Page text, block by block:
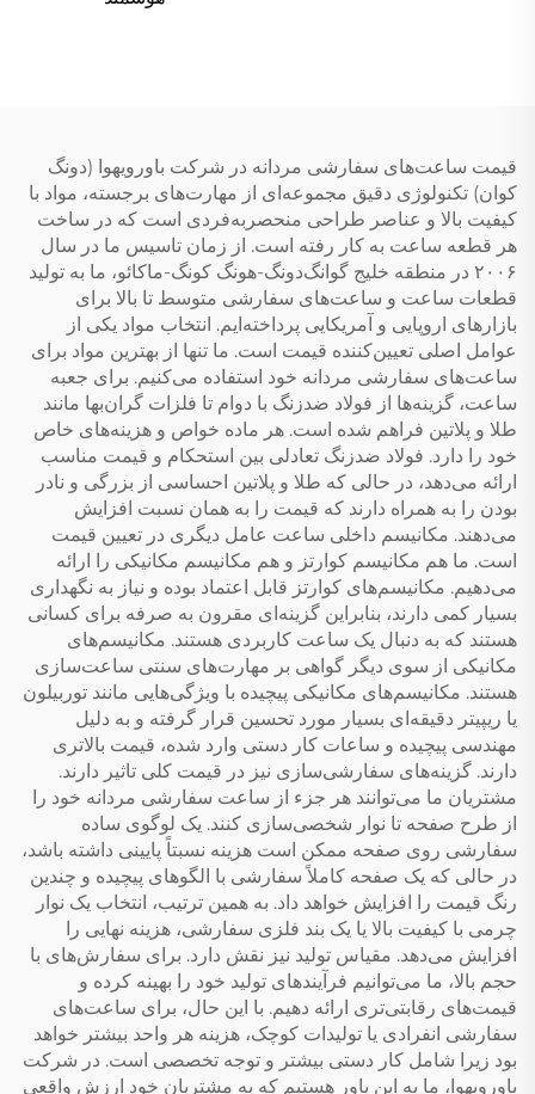
قیمت ساعت‌های سفارشی مردانه در شرکت باورویهوا (دونگ
کوان) تکنولوژی دقیق مجموعه‌ای از مهارت‌های برجسته، مواد با
کیفیت بالا و عناصر طراحی منحصربه‌فردی است که در ساخت
هر قطعه ساعت به کار رفته است. از زمان تاسیس ما در سال
۲۰۰۶ در منطقه خلیج گوانگ‌دونگ-هونگ کونگ-ماکائو، ما به تولید
قطعات ساعت و ساعت‌های سفارشی متوسط تا بالا برای
بازارهای اروپایی و آمریکایی پرداخته‌ایم. انتخاب مواد یکی از
عوامل اصلی تعیین‌کننده قیمت است. ما تنها از بهترین مواد برای
ساعت‌های سفارشی مردانه خود استفاده می‌کنیم. برای جعبه
ساعت، گزینه‌ها از فولاد ضدزنگ با دوام تا فلزات گران‌بها مانند
طلا و پلاتین فراهم شده است. هر ماده خواص و هزینه‌های خاص
خود را دارد. فولاد ضدزنگ تعادلی بین استحکام و قیمت مناسب
ارائه می‌دهد، در حالی که طلا و پلاتین احساسی از بزرگی و نادر
بودن را به همراه دارند که قیمت را به همان نسبت افزایش
می‌دهند. مکانیسم داخلی ساعت عامل دیگری در تعیین قیمت
است. ما هم مکانیسم کوارتز و هم مکانیسم مکانیکی را ارائه
می‌دهیم. مکانیسم‌های کوارتز قابل اعتماد بوده و نیاز به نگهداری
بسیار کمی دارند، بنابراین گزینه‌ای مقرون به صرفه برای کسانی
هستند که به دنبال یک ساعت کاربردی هستند. مکانیسم‌های
مکانیکی از سوی دیگر گواهی بر مهارت‌های سنتی ساعت‌سازی
هستند. مکانیسم‌های مکانیکی پیچیده با ویژگی‌هایی مانند توربیلون
یا ریپیتر دقیقه‌ای بسیار مورد تحسین قرار گرفته و به دلیل
مهندسی پیچیده و ساعات کار دستی وارد شده، قیمت بالاتری
دارند. گزینه‌های سفارشی‌سازی نیز در قیمت کلی تاثیر دارند.
مشتریان ما می‌توانند هر جزء از ساعت سفارشی مردانه خود را
از طرح صفحه تا نوار شخصی‌سازی کنند. یک لوگوی ساده
سفارشی روی صفحه ممکن است هزینه نسبتاً پایینی داشته باشد،
در حالی که یک صفحه کاملاً سفارشی با الگوهای پیچیده و چندین
رنگ قیمت را افزایش خواهد داد. به همین ترتیب، انتخاب یک نوار
چرمی با کیفیت بالا یا یک بند فلزی سفارشی، هزینه نهایی را
افزایش می‌دهد. مقیاس تولید نیز نقش دارد. برای سفارش‌های با
حجم بالا، ما می‌توانیم فرآیندهای تولید خود را بهینه کرده و
قیمت‌های رقابتی‌تری ارائه دهیم. با این حال، برای ساعت‌های
سفارشی انفرادی یا تولیدات کوچک، هزینه هر واحد بیشتر خواهد
بود زیرا شامل کار دستی بیشتر و توجه تخصصی است. در شرکت
باورویهوا، ما به این باور هستیم که به مشتریان خود ارزش واقعی